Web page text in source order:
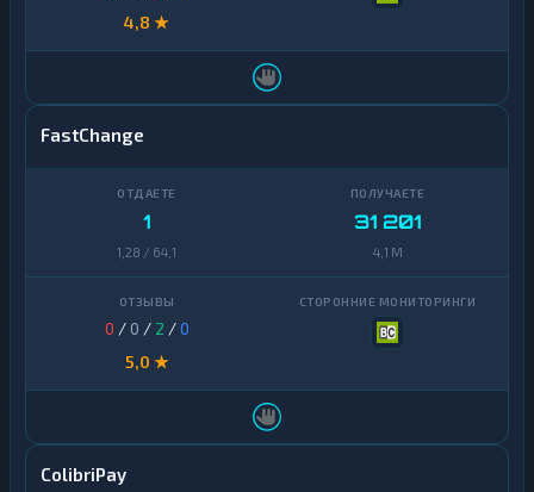
4,8 ★
FastChange
1
1,28 / 64,1
31 201
4,1 M
0 / 0 / 2 /0
5,0 ★
ColibriPay